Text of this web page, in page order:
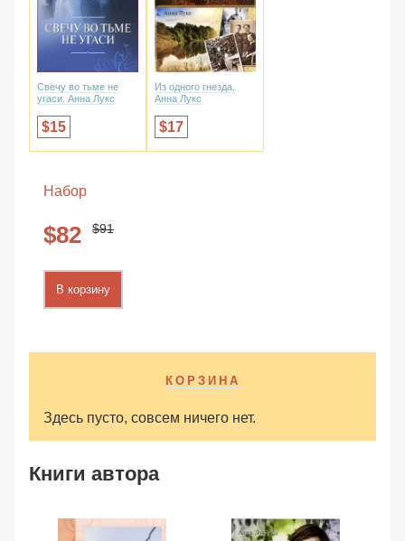
Свечу во тьме не
угаси. Анна Лукс
15
Из одного гнезда.
Анна Лукс
17
Набор
82 91
В корзину
КОРЗИНА
Здесь пусто, совсем ничего нет.
Книги автора